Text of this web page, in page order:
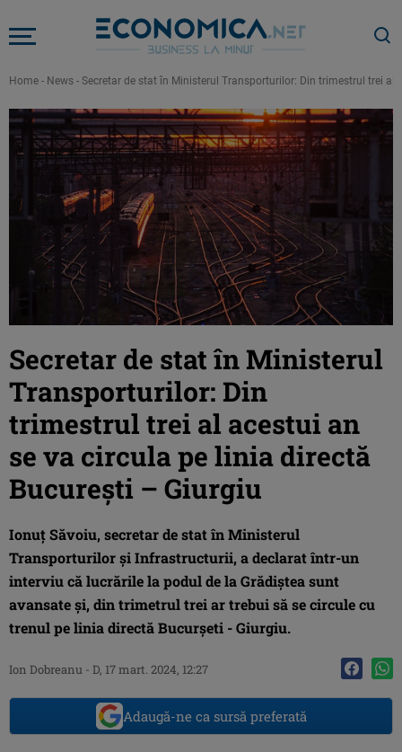
Home - News - Secretar de stat în Ministerul Transporturilor: Din trimestrul trei
Secretar de stat în Ministerul
Transporturilor: Din
trimestrul trei al acestui an
se va circula pe linia directă
Bucureşti – Giurgiu
Ionuţ Săvoiu, secretar de stat în Ministerul
Transporturilor şi Infrastructurii, a declarat într-un
interviu că lucrările la podul de la Grădiștea sunt
avansate și, din trimetrul trei ar trebui să se circule cu
trenul pe linia directă Bucurșeti - Giurgiu.
Ion Dobreanu - D, 17 mart. 2024, 12:27
Adaugă-ne ca sursă preferată